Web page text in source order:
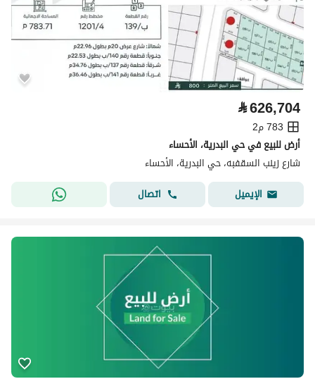
⃁626,704
783 م2
أرض للبيع في حي البدرية، الأحساء
شارع زينب السقفبه، حي البدرية، الأحساء
الإيميل
اتصال